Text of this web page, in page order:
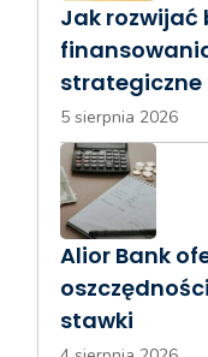
Jak rozwijać
strategiczne
5 sierpnia 2026
Alior Bank
stawki